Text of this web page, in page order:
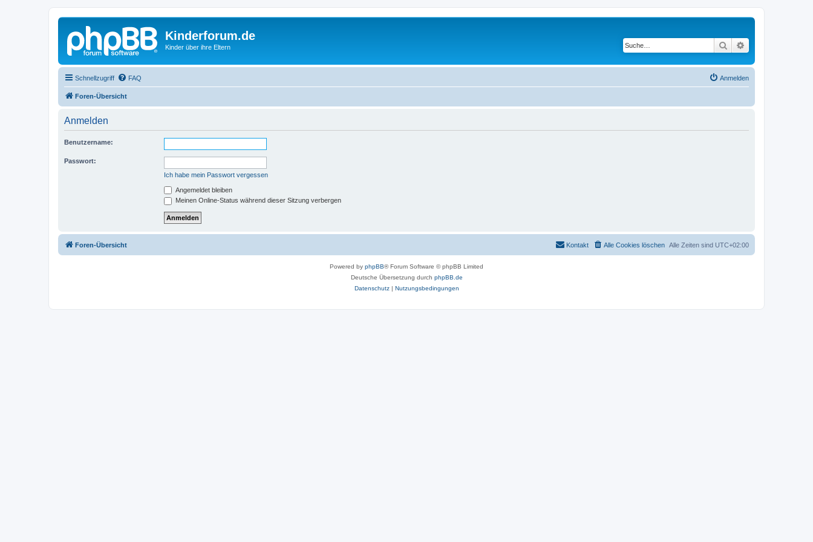
Kinderforum.de
Kinder über ihre Eltern Suche
Schnellzugriff FAQ Anmelden
Foren-Übersicht
Anmelden
Benutzername:
Passwort:
Ich habe mein Passwort vergessen
Angemeldet bleiben
Meinen Online-Status während dieser Sitzung verbergen
Foren-Übersicht Alle Zeiten sind UTC+02:00
Alle Cookies löschen
Kontakt
Powered by phpBB® Forum Software © phpBB Limited
Deutsche Übersetzung durch phpBB.de
Datenschutz| Nutzungsbedingungen